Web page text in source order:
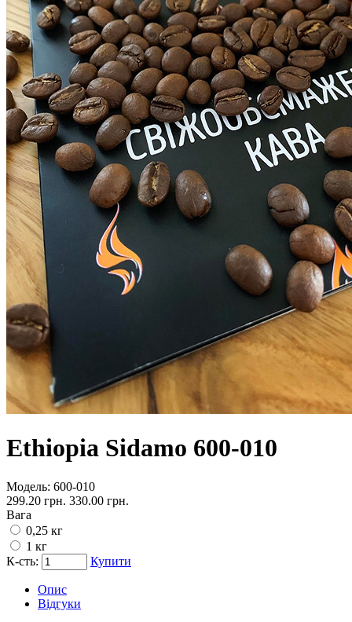
Ethiopia Sidamo 600-010
Модель: 600-010
299.20 грн. 330.00 грн.
Вага
0,25 кг
1 кг
К-сть:
Купити
Опис
Відгуки